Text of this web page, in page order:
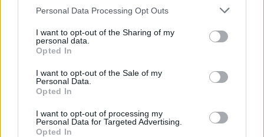
Personal Data Processing Opt Outs
I want to opt-out of the Sharing of my
personal data.
Opted In
I want to opt-out of the Sale of my
Personal Data.
Opted In
I want to opt-out of processing my
Personal Data for Targeted Advertising.
Opted In
na naród, pobudzając go do ciągłego oporu i
walki, pogrąża się w intelektualnym marazmie i
beznadziei epoki modernizmu. Chłopi nie są w
stanie przejść nad krzywdami swoich ojców i
dziadów.